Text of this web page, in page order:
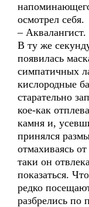
осмотрел себя.
–
В ту же
появилась
симпатичных
кислородные
старательно
кое-как
камня и,
принялся
отмахиваясь
таки он
показаться.
редко
разбрелись по